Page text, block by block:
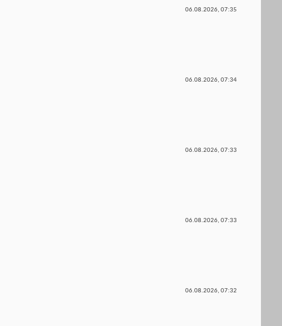
06.08.2026, 07:35
06.08.2026, 07:34
06.08.2026, 07:33
06.08.2026, 07:33
06.08.2026, 07:32